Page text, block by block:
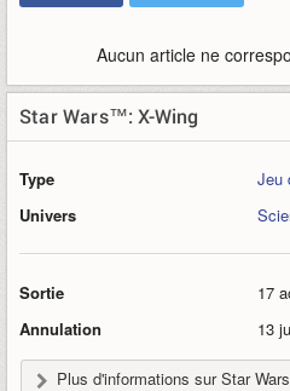
Aucun article ne
Star Wars™: X-Wing
Type
Jeu
Univers
Sortie
17
Annulation
13
Plus d'informations sur Star